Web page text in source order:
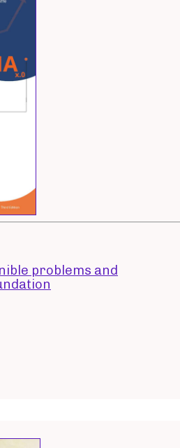
problems and